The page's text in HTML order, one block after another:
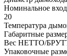
Номинальное
20
Температура
Габаритные
Вес НЕТТО/
Упаковочные